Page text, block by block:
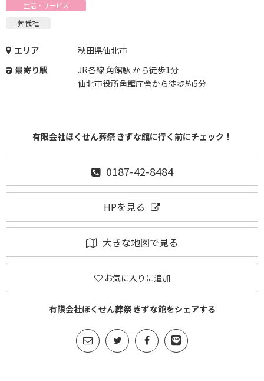
生活・サービス
葬儀社
エリア
秋田県仙北市
最寄り駅
JR各線 角館駅 から徒歩1分
仙北市役所角館庁舎から徒歩約5分
有限会社ほくせん葬祭 きずな館に行く前にチェック！
0187-42-8484
HPを見る
大きな地図で見る
お気に入りに追加
有限会社ほくせん葬祭 きずな館をシェアする